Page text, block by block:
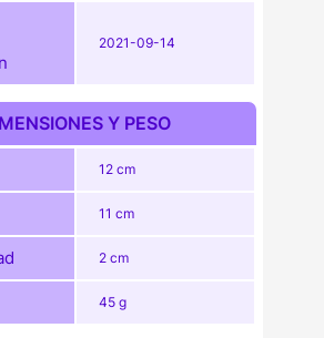
2021-09-14
Y PESO
12 cm
11 cm
2 cm
45 g